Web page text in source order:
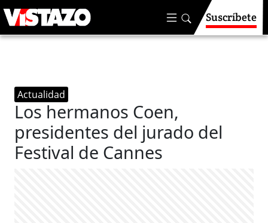
Suscríbete
Actualidad
Los hermanos Coen,
presidentes del jurado del
Festival de Cannes